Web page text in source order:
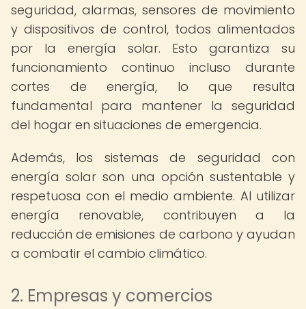
seguridad, alarmas, sensores de movimiento
y dispositivos de control, todos alimentados
por la energía solar. Esto garantiza su
funcionamiento continuo incluso durante
cortes de energía, lo que resulta
fundamental para mantener la seguridad
del hogar en situaciones de emergencia.
Además, los sistemas de seguridad con
energía solar son una opción sustentable y
respetuosa con el medio ambiente. Al utilizar
energía renovable, contribuyen a la
reducción de emisiones de carbono y ayudan
a combatir el cambio climático.
2. Empresas y comercios